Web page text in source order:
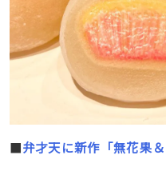
■弁才天に新作「無花果